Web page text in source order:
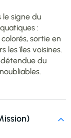
le signe du
:
sortie en
les îles voisines.
détendue du